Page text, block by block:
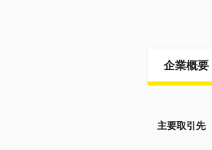
企業概要
主要取引先